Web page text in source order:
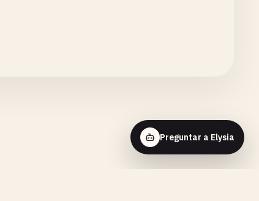
Preguntar a Elysia